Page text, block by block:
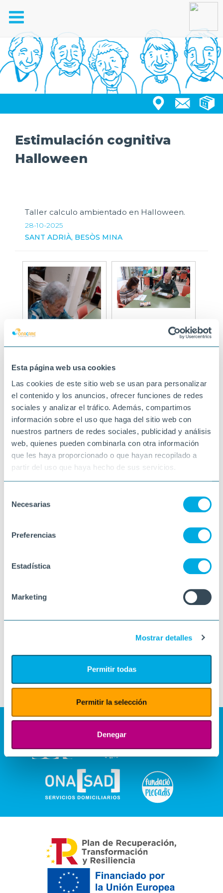
Esta página web usa cookies
Las cookies de este sitio web se usan para personalizar
el contenido y los anuncios, ofrecer funciones de redes
sociales y analizar el tráfico. Además, compartimos
información sobre el uso que haga del sitio web con
nuestros partners de redes sociales, publicidad y análisis
web, quienes pueden combinarla con otra información
que les haya proporcionado o que hayan recopilado a
partir del uso que haya hecho de sus servicios.
Necesarias
Preferencias
Estadística
Marketing
Mostrar detalles
Permitir todas
Permitir la selección
Denegar
Toggle
navigation
Estimulación cognitiva
Halloween
Taller calculo ambientado en Halloween.
28-10-2025
SANT ADRIÀ, BESÒS MINA